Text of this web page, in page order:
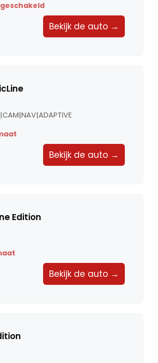
Bekijk de auto →
Bekijk de auto →
Edition
Bekijk de auto →